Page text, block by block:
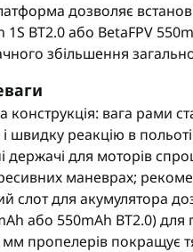
дозволяє
1S BT2.0 або BetaFPV
збільшення
конструкція: вага рами
швидку реакцію в
для моторів
маневрах;
слот для акумулятора
або 550mAh BT2.0)
пропелерів покращує